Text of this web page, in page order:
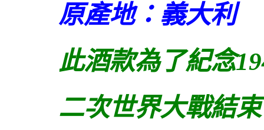
原產地：義大利
此酒款為了紀念
二次世界大戰結束